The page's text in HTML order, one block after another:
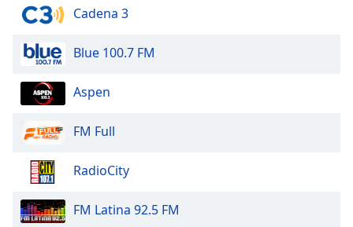
dialog
window.
Escape
cancel
and
close
window.
Text
Color
Cadena 3
Blue 100.7 FM
Aspen
FM Full
RadioCity
FM Latina 92.5 FM